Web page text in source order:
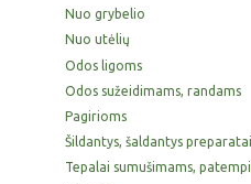
Nuo grybelio
Nuo utėlių
Odos ligoms
Odos sužeidimams, randams
Pagirioms
Šildantys, šaldantys preparatai
Tepalai sumušimams,